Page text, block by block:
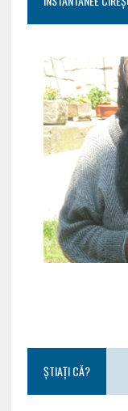
ȘTIAȚI CĂ?